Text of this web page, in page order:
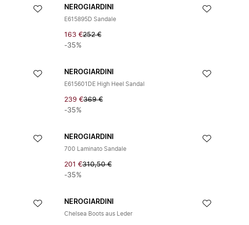
NEROGIARDINI
E615895D Sandale
163 €252 €
-35%
NEROGIARDINI
E615601DE High Heel Sandal
239 €369 €
-35%
NEROGIARDINI
700 Laminato Sandale
201 €310,50 €
-35%
NEROGIARDINI
Chelsea Boots aus Leder